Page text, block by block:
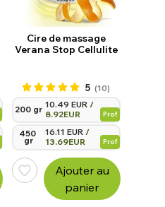
Cire de massage
Verana Stop Cellulite
5 (10)
200 gr 10.49 EUR /
8.92EUR
Prof
450
gr
16.11 EUR /
13.69EUR
Prof
Ajouter au
panier